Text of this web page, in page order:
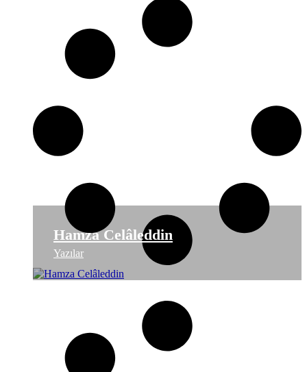
Hamza Celâleddin
Yazılar